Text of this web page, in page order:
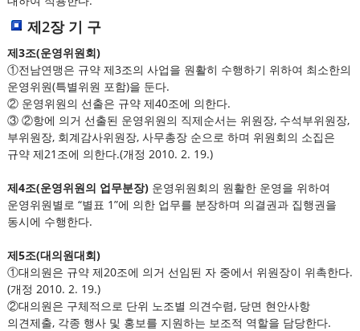
제2장 기 구
제3조(운영위원회)
①전남연맹은 규약 제3조의 사업을 원활히 수행하기 위하여 최소한의
운영위원(특별위원 포함)을 둔다.
② 운영위원의 선출은 규약 제40조에 의한다.
③ ②항에 의거 선출된 운영위원의 직제순서는 위원장, 수석부위원장,
부위원장, 회계감사위원장, 사무총장 순으로 하며 위원회의 소집은
규약 제21조에 의한다.(개정 2010. 2. 19.)
제4조(운영위원의 업무분장)운영위원회의 원활한 운영을 위하여
운영위원별로 “별표 1”에 의한 업무를 분장하며 의결권과 집행권을
동시에 수행한다.
제5조(대의원대회)
①대의원은 규약 제20조에 의거 선임된 자 중에서 위원장이 위촉한다.
(개정 2010. 2. 19.)
②대의원은 구체적으로 단위 노조별 의견수렴, 당면 현안사항
의견제출, 각종 행사 및 홍보를 지원하는 보조적 역할을 담당한다.